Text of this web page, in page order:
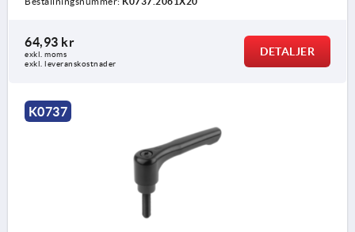
64,93 kr
exkl. moms
exkl. leveranskostnader
DETALJER
K0737